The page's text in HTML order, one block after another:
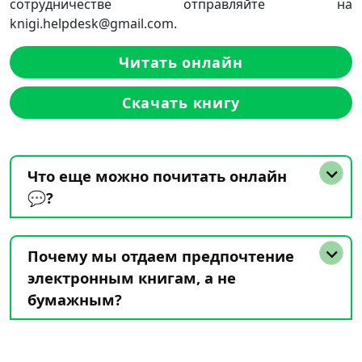
сотрудничестве отправляйте на
knigi.helpdesk@gmail.com.
Читать онлайн
Скачать книгу
Что еще можно почитать онлайн
💬?
Почему мы отдаем предпочтение
электронным книгам, а не
бумажным?